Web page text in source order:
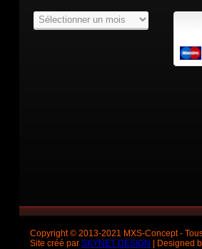
Archives
Copyright © 2013-2021 MXS-Concept -
Site créé par SKYNET DESIGN | Designed